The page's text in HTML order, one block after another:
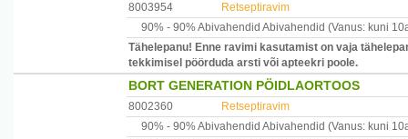
8003954
Retseptiravim
90% - 90% Abivahendid Abivahendid (Vanus: kuni
Tähelepanu! Enne ravimi kasutamist on vaja
tekkimisel pöörduda arsti või apteekri poole.
BORT GENERATION PÖIDLAORTOOS
8002360
Retseptiravim
90% - 90% Abivahendid Abivahendid (Vanus: kuni